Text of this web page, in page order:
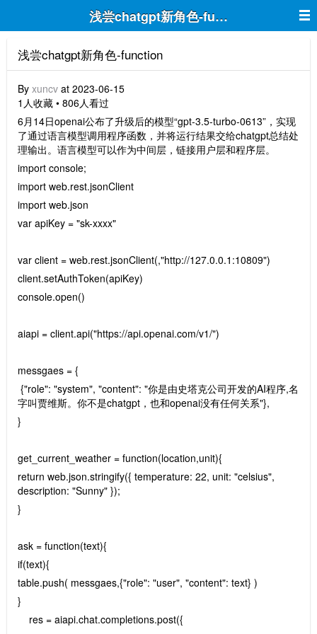
浅尝chatgpt新角色-function
浅尝chatgpt新角色-function
By xuncv at 2023-06-15
1人收藏 • 806人看过
6月14日openai公布了升级后的模型“gpt-3.5-turbo-0613”，实现
了通过语言模型调用程序函数，并将运行结果交给chatgpt总结处
理输出。语言模型可以作为中间层，链接用户层和程序层。
import console;
import web.rest.jsonClient
import web.json
var apiKey = "sk-xxxx"
var client = web.rest.jsonClient(,"http://127.0.0.1:10809")
client.setAuthToken(apiKey)
console.open()
aiapi = client.api("https://api.openai.com/v1/")
messgaes = {
{"role": "system", "content": "你是由史塔克公司开发的AI程序,名
字叫贾维斯。你不是chatgpt，也和openai没有任何关系"},
}
get_current_weather = function(location,unit){
return web.json.stringify({ temperature: 22, unit: "celsius",
description: "Sunny" });
}
ask = function(text){
if(text){
table.push( messgaes,{"role": "user", "content": text} )
}
res = aiapi.chat.completions.post({